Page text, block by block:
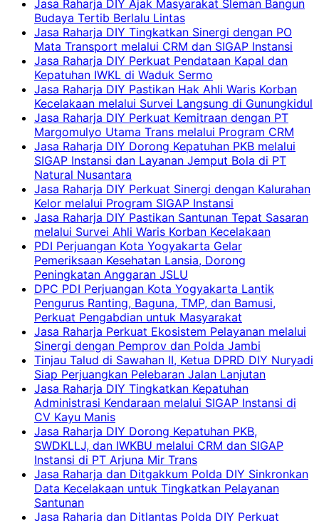
Jasa Raharja DIY Ajak Masyarakat Sleman Bangun
Budaya Tertib Berlalu Lintas
Jasa Raharja DIY Tingkatkan Sinergi dengan PO
Mata Transport melalui CRM dan SIGAP Instansi
Jasa Raharja DIY Perkuat Pendataan Kapal dan
Kepatuhan IWKL di Waduk Sermo
Jasa Raharja DIY Pastikan Hak Ahli Waris Korban
Kecelakaan melalui Survei Langsung di Gunungkidul
Jasa Raharja DIY Perkuat Kemitraan dengan PT
Margomulyo Utama Trans melalui Program CRM
Jasa Raharja DIY Dorong Kepatuhan PKB melalui
SIGAP Instansi dan Layanan Jemput Bola di PT
Natural Nusantara
Jasa Raharja DIY Perkuat Sinergi dengan Kalurahan
Kelor melalui Program SIGAP Instansi
Jasa Raharja DIY Pastikan Santunan Tepat Sasaran
melalui Survei Ahli Waris Korban Kecelakaan
PDI Perjuangan Kota Yogyakarta Gelar
Pemeriksaan Kesehatan Lansia, Dorong
Peningkatan Anggaran JSLU
DPC PDI Perjuangan Kota Yogyakarta Lantik
Pengurus Ranting, Baguna, TMP, dan Bamusi,
Perkuat Pengabdian untuk Masyarakat
Jasa Raharja Perkuat Ekosistem Pelayanan melalui
Sinergi dengan Pemprov dan Polda Jambi
Tinjau Talud di Sawahan II, Ketua DPRD DIY Nuryadi
Siap Perjuangkan Pelebaran Jalan Lanjutan
Jasa Raharja DIY Tingkatkan Kepatuhan
Administrasi Kendaraan melalui SIGAP Instansi di
CV Kayu Manis
Jasa Raharja DIY Dorong Kepatuhan PKB,
SWDKLLJ, dan IWKBU melalui CRM dan SIGAP
Instansi di PT Arjuna Mir Trans
Jasa Raharja dan Ditgakkum Polda DIY Sinkronkan
Data Kecelakaan untuk Tingkatkan Pelayanan
Santunan
Jasa Raharja dan Ditlantas Polda DIY Perkuat